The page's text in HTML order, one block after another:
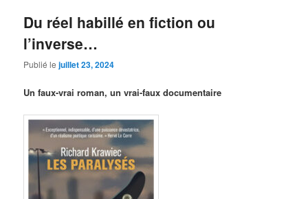
Du réel habillé en fiction ou
l’inverse…
Publié lejuillet 23, 2024
Un faux-vrai roman, un vrai-faux documentaire